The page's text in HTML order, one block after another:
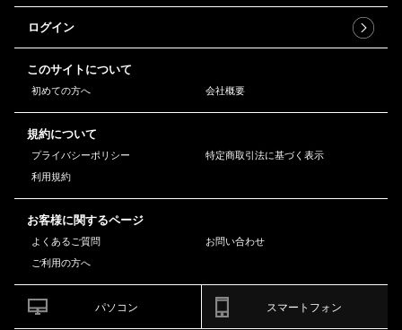
ログイン
このサイトについて
初めての方へ 会社概要
規約について
プライバシーポリシー
特定商取引法に基づく表示
利用規約
お客様に関するページ
よくあるご質問
お問い合わせ
ご利用の方へ
パソコン スマートフォン